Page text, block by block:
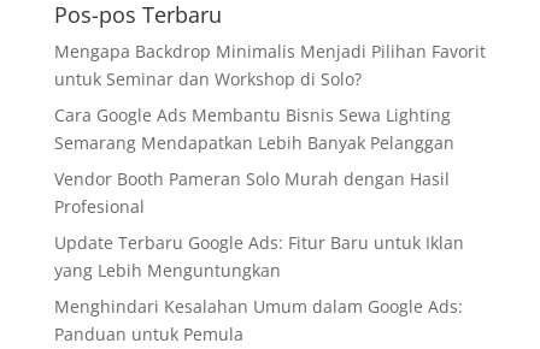
Pos-pos Terbaru
Mengapa Backdrop Minimalis Menjadi Pilihan Favorit
untuk Seminar dan Workshop di Solo?
Cara Google Ads Membantu Bisnis Sewa Lighting
Semarang Mendapatkan Lebih Banyak Pelanggan
Vendor Booth Pameran Solo Murah dengan Hasil
Profesional
Update Terbaru Google Ads: Fitur Baru untuk Iklan
yang Lebih Menguntungkan
Menghindari Kesalahan Umum dalam Google Ads:
Panduan untuk Pemula